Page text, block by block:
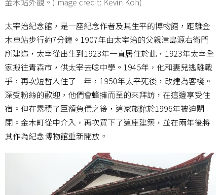
太宰治紀念館，是一座紀念作者及其生平的博物館，距離金
木車站步行約7分鐘。1907年由太宰治的父親津島源右衛門
所建造，太宰從出生到1923年一直居住於此，1923年太宰全
家搬往青森市，供太宰去唸中學。1945年，他和妻兒逃離戰
爭，再次短暫入住了一年，1950年太宰死後，改建為客棧。
深受粉絲的歡迎，他們會蜂擁而至的來拜訪，在這邊享受住
宿。但在累積了巨額負債之後，這家旅館於1996年被迫關
閉。金木町從中介入，再次買下了這座建築，並在兩年後將
其作為紀念博物館重新開放。